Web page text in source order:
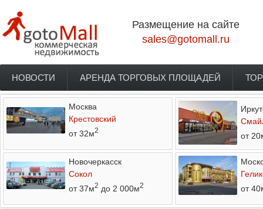
Размещение на сайте
sales@gotomall.ru
Главное меню
НОВОСТИ АРЕНДА ТОРГОВЫХ ПЛОЩАДЕЙ
Москва
Крестовский
от 32м2
от
Новочеркасск
Сокол
от 37м2 до 2 000м2
от